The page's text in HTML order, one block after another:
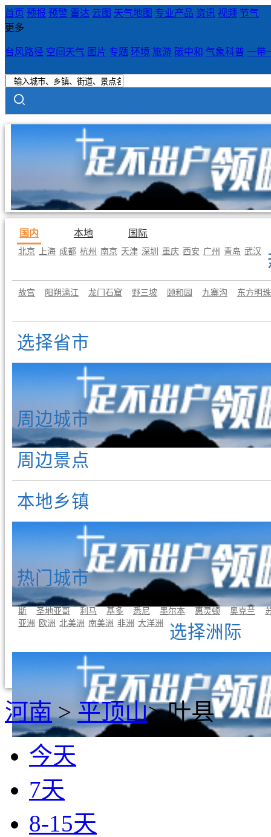
首页 预报 预警 雷达 云图 天气地图 专业产品 资讯 视频 节气
更多
台风路径 空间天气 图片 专题 环境 旅游 碳中和 气象科普 一带
国内 本地 国际
北京 上海 成都 杭州 南京 天津 深圳 重庆 西安 广州 青岛 武汉
故宫 阳朔漓江 龙门石窟 野三坡 颐和园 九寨沟 东方明珠
选择省市
周边城市
周边景点
本地乡镇
热门城市
曼谷 东京 首尔 吉隆坡 罗马 伦敦
雅典
斯
圣地亚哥 利马 基多 悉尼 墨尔本 惠灵顿 奥克兰
选择洲际
亚洲 欧洲 北美洲 南美洲 非洲 大洋洲
河南 > 平顶山> 叶县
今天
7天
8-15天